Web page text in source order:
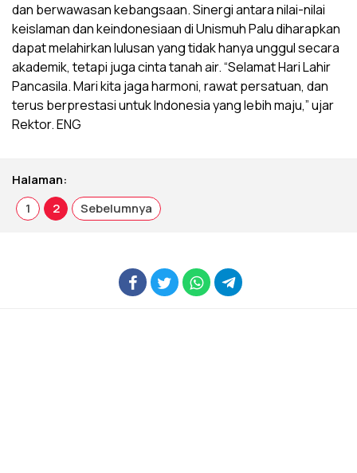
dan berwawasan kebangsaan. Sinergi antara nilai-nilai
keislaman dan keindonesiaan di Unismuh Palu diharapkan
dapat melahirkan lulusan yang tidak hanya unggul secara
akademik, tetapi juga cinta tanah air. “Selamat Hari Lahir
Pancasila. Mari kita jaga harmoni, rawat persatuan, dan
terus berprestasi untuk Indonesia yang lebih maju,” ujar
Rektor. ENG
Halaman:
1
2 Sebelumnya